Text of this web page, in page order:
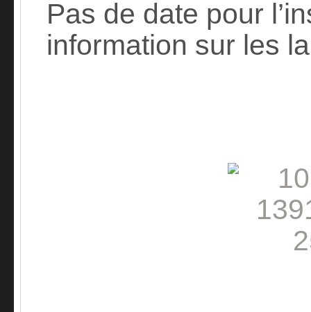
Pas de date pour
information sur les